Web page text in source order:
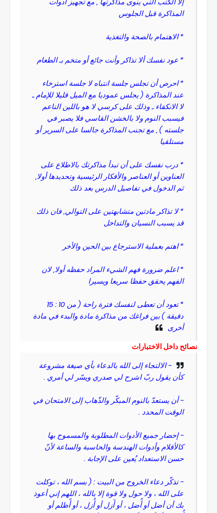
المذاكرة قبل الجلوس
* الاهتمام بالصحة والتغذية
* عود نفسك ألا تذاكر وأنت جائع أو متخم بـ الطعام
* احرص أن تجلس جلسة انتباه لا جلسة استرخاء
عند المذاكرة ( يجلس عموديا مع الميل قليلا للإمام ـ
لا الانكفاء ـ وذلك على كرسي لا هو باللين الناعم
فيسبب النوم ولا بالخشن القاسي فلا يصبر في
جلسته ) , مع تجنب المذاكرة جالسا على السرير أو
مستلقيا
* درب نفسك على أن تبدأ مذاكرتك بالاطلاع على
العناوين أو العناصر والأفكار الرئيسية وتحديدها أولا,
ثم الدخول في تفاصيل الدرس بعد ذلك
* لا تذاكر مادتين متشابهتين على التوالي, فان ذلك
قد يسبب النسيان والتداخل
* اهتم بعملية الاسترجاع بين الحين والأخر
* اعلم ضرورة فهم الشيء المراد حفظه أولا, لان
الفهم يحقق حفظا سريعا ويسيرا
* تعود أن تعطى لنفسك فترة راحة ( من 10 : 15
دقيقة ) بين فراغك من مذاكرة مادة والبدء في مادة
أخرى
نصائح داخل الاختبارات
- الالتجاء إلى الله بالدعاء بأي صيغة مشروعة
كأن يقول ربّ اشرح لي صدري ويسّر لي أمري .
- أن يستعدّ بالنوم المبكّر والذّهاب إلى الامتحان في
الوقت المحدد .
- إحضار جميع الأدوات المطلوبة والمسموح بها
كالأقلام وأدوات الهندسة والحاسبة والساعة لأنّ
حسن الاستعداد يُعين على الإجابة .
- تذكّر دعاء الخروج من البيت : ( بسم الله ، توكلت
على الله ، ولا حول ولا قوة إلا بالله ، اللهم إني أعوذ
بك أن أضل أو أُضل ، أو أَزل أو أُزل ، أو أًظلم أو